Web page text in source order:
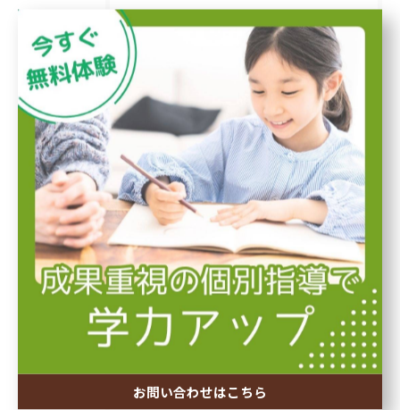
実力テスト
テスト前対策
学習習慣を身につける
夏期講習
塾での自学自習
内申点アップ
先取り授業
個別指導塾で行う英検対策
個別指導
お問い合わせはこちら